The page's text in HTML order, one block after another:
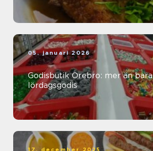
05. januari 2026
Godisbutik Örebro: mer än bara
lördagsgodis
17. december 2025